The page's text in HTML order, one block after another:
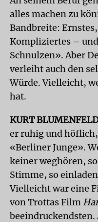
alles machen zu
Bandbreite:
Kompliziertes –
Schnulzen». Aber
verleiht auch den
Würde. Vielleicht,
hat.
KURT
er ruhig und
«Berliner Junge».
keiner weghören,
Stimme, so
Vielleicht war eine
von Trottas Film
beeindruckendsten.